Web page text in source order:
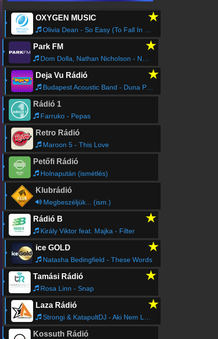
OXYGEN MUSIC ★
Olivia Dean - So Easy (To Fall In Love)
Park FM ★
Dom Dolla, Nathan Nicholson - No Room for A Saint
Deja Vu Rádió ★
Budapest Acoustic Band - Duna Partjan
Rádió 1
Farruko - Pepas
Retro Rádió
Maroon 5 - This Love
Petőfi Rádió
Holnapután (ismétlés)
Klubrádió
Megbeszéljük... (ism.)
Rádió B ★
Király Viktor feat. Majka - Filter
ice GOLD ★
Natasha Bedingfield - These Words
Tamási Rádió ★
Rosa Linn - Snap
Laza Rádió ★
Strongi & KatapultDJ - Aki Nem Lép Egyszerre (Techno Mix)
Kossuth Rádió